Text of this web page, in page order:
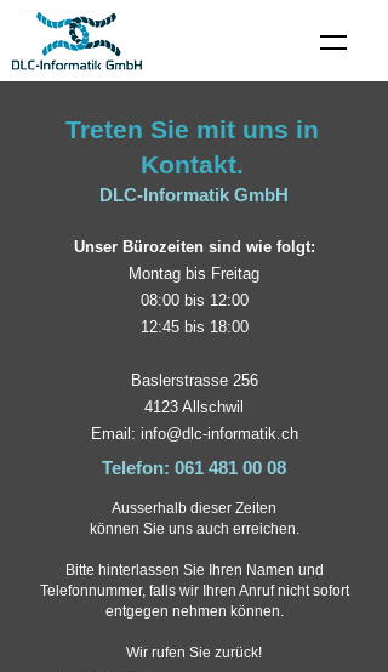
Treten Sie mit uns in
Kontakt.
DLC-Informatik GmbH
Unser Bürozeiten sind wie folgt:
Montag bis Freitag
08:00 bis 12:00
12:45 bis 18:00
Baslerstrasse 256
4123 Allschwil
Email: info@dlc-informatik.ch
Telefon: 061 481 00 08
Ausserhalb dieser Zeiten
können Sie uns auch erreichen.
Bitte hinterlassen Sie Ihren Namen und
Telefonnummer, falls wir Ihren Anruf nicht sofort
entgegen nehmen können.
Wir rufen Sie zurück!